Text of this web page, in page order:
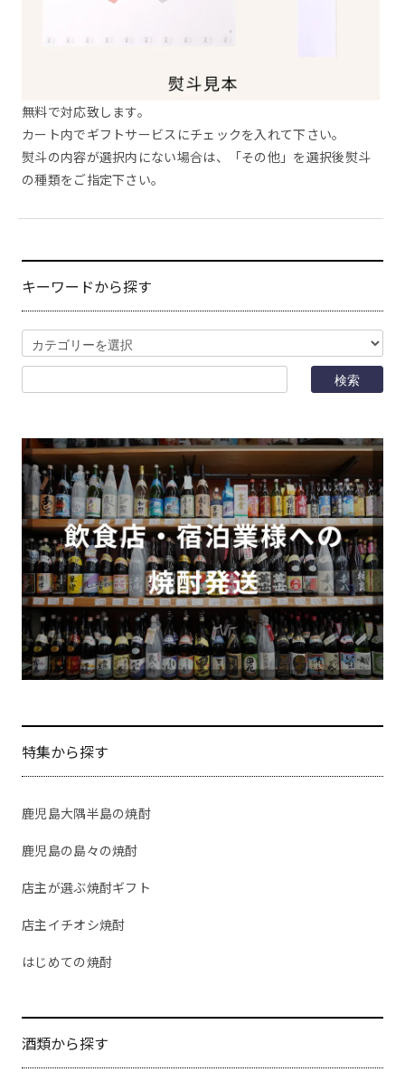
無料で対応致します。
カート内でギフトサービスにチェックを入れて下さい。
熨斗の内容が選択内にない場合は、「その他」を選択後熨斗
の種類をご指定下さい。
キーワードから探す
特集から探す
鹿児島大隅半島の焼酎
鹿児島の島々の焼酎
店主が選ぶ焼酎ギフト
店主イチオシ焼酎
はじめての焼酎
酒類から探す